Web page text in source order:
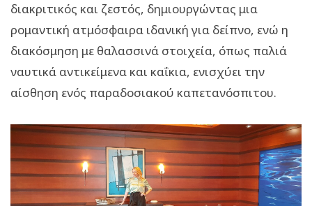
διακριτικός και ζεστός, δημιουργώντας μια
ρομαντική ατμόσφαιρα ιδανική για δείπνο, ενώ η
διακόσμηση με θαλασσινά στοιχεία, όπως παλιά
ναυτικά αντικείμενα και καΐκια, ενισχύει την
αίσθηση ενός παραδοσιακού καπετανόσπιτου.